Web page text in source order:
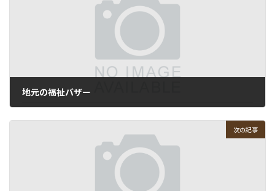
地元の福祉バザー
次の記事